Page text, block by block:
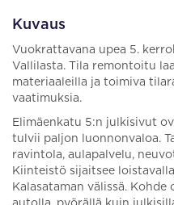
Kuvaus
Vuokrattavana upea 5.
Vallilasta. Tila remontoitu
materiaaleilla ja toimiva
vaatimuksia.
Elimäenkatu 5:n julkisivut
tulvii paljon luonnonvaloa.
ravintola, aulapalvelu,
Kiinteistö sijaitsee
Kalasataman välissä.